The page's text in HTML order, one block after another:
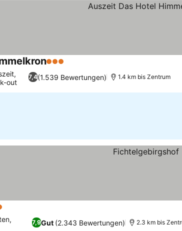
3 Sterne
7,4(1.539 Bewertungen)
out
1.4 km bis Zentrum
7,9Gut (2.343 Bewertungen) 2.3 km bis